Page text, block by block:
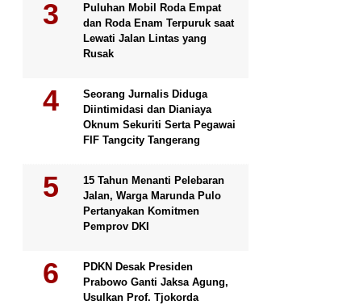
Puluhan Mobil Roda Empat
dan Roda Enam Terpuruk saat
Lewati Jalan Lintas yang
Rusak
Seorang Jurnalis Diduga
Diintimidasi dan Dianiaya
Oknum Sekuriti Serta Pegawai
FIF Tangcity Tangerang
15 Tahun Menanti Pelebaran
Jalan, Warga Marunda Pulo
Pertanyakan Komitmen
Pemprov DKI
PDKN Desak Presiden
Prabowo Ganti Jaksa Agung,
Usulkan Prof. Tjokorda